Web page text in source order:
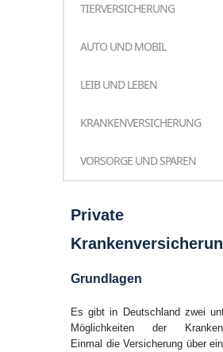
TIERVERSICHERUNG
AUTO UND MOBIL
LEIB UND LEBEN
KRANKENVERSICHERUNG
VORSORGE UND SPAREN
Private
Grundlagen
Es gibt in Deutschland zwei
Möglichkeiten der
Einmal die Versicherung über